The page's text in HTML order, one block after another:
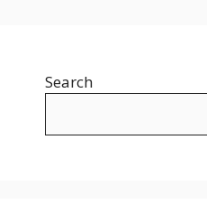
Search